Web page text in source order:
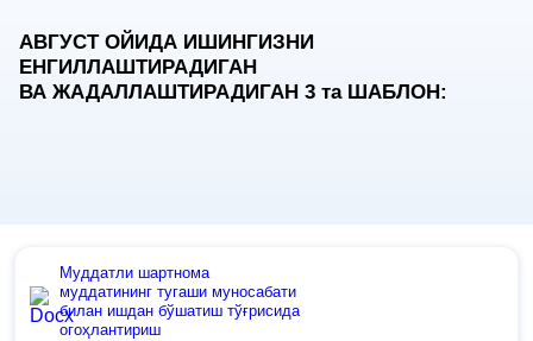
АВГУСТ ОЙИДА ИШИНГИЗНИ
ЕНГИЛЛАШТИРАДИГАН
ВА ЖАДАЛЛАШТИРАДИГАН 3 таШАБЛОН:
Муддатли шартнома
муддатининг тугаши муносабати
билан ишдан бўшатиш тўғрисида
огоҳлантириш